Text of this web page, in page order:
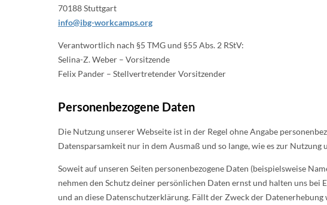
70188 Stuttgart
info@ibg-workcamps.org
Verantwortlich nach §5 TMG und §55 Abs. 2 RStV:
Selina-Z. Weber – Vorsitzende
Felix Pander – Stellvertretender Vorsitzender
Personenbezogene Daten
Die Nutzung unserer Webseite ist in der Regel ohne Angabe
Datensparsamkeit nur in dem Ausmaß und so lange, wie es zur
Soweit auf unseren Seiten personenbezogene Daten (beispielsweise
nehmen den Schutz deiner persönlichen Daten ernst und halten uns
und an diese Datenschutzerklärung. Fällt der Zweck der